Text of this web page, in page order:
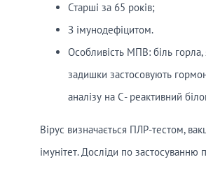
Старші за 65 років;
З імунодефіцитом.
Особливість МПВ: біль
задишки застосовують
аналізу на С- реактивний
Вірус визначається ПЛР-тестом,
імунітет. Досліди по